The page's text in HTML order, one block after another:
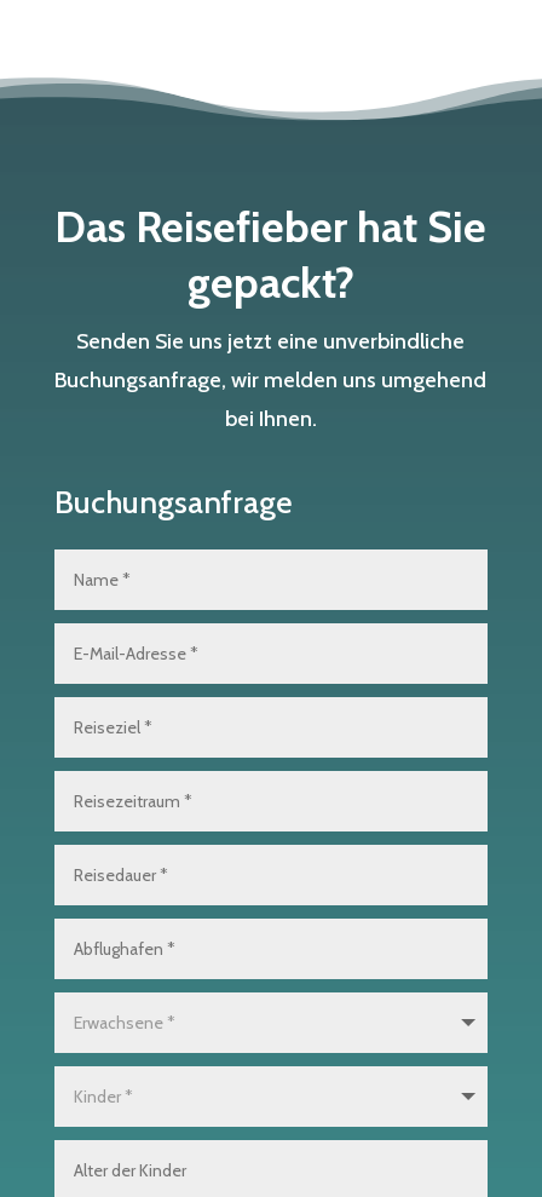
Das Reisefieber hat Sie
gepackt?
Senden Sie uns jetzt eine unverbindliche
Buchungsanfrage, wir melden uns umgehend
bei Ihnen.
Buchungsanfrage